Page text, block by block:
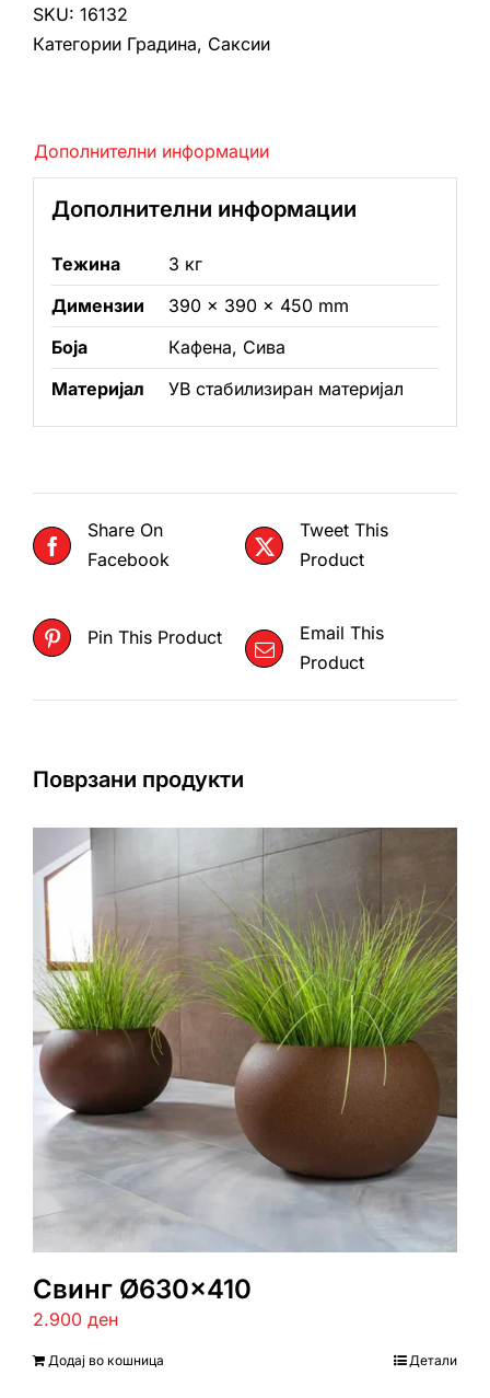
SKU: 16132
Категории Градина, Саксии
Дополнителни информации
Дополнителни информации
Тежина
3 кг
Димензии
390 × 390 × 450 mm
Боја
Кафена, Сива
Материјал
УВ стабилизиран материјал
Share On
Facebook
Tweet This
Product
Pin This Product
Email This
Product
Поврзани продукти
Свинг Ø630×410
2.900 ден
Додај во кошница Детали